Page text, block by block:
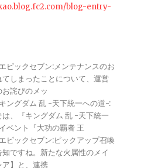
blog-entry-
エピックセブン:メンテナンスのお
しまったことについて、運営
詫びのメッ
キングダム 乱 -天下統一への道-:
は、『キングダム 乱 -天下統一
ベント『大功の覇者 王
エピックセブン:ピックアップ召喚
ですね。新たな火属性のメイ
ア】と、連携